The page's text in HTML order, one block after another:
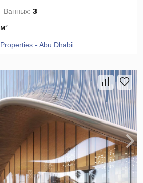
Ванных:3
- Abu Dhabi